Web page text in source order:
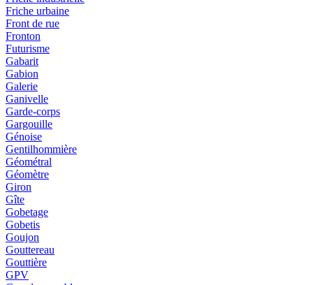
Friche urbaine
Front de rue
Fronton
Futurisme
Gabarit
Gabion
Galerie
Ganivelle
Garde-corps
Gargouille
Génoise
Gentilhommière
Géométral
Géomètre
Giron
Gîte
Gobetage
Gobetis
Goujon
Gouttereau
Gouttière
GPV